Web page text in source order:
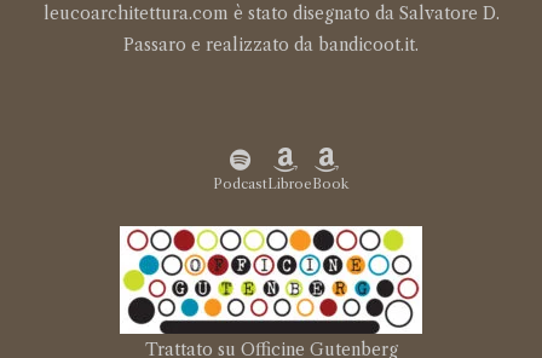
leucoarchitettura.com è stato disegnato da Salvatore D.
Passaro e realizzato da bandicoot.it.
PodcastLibroeBook
Trattato su Officine Gutenberg